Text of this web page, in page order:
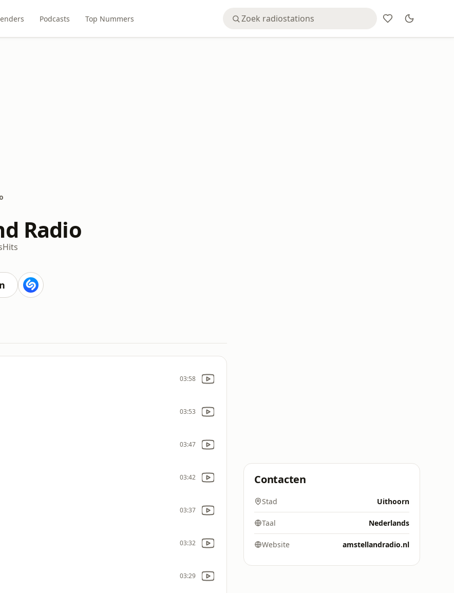
Podcasts Top Nummers
Radio
Hits
03:58
03:53
03:47
03:42
03:37
03:32
03:29
Contacten
Stad Uithoorn
Taal Nederlands
Website amstellandradio.nl